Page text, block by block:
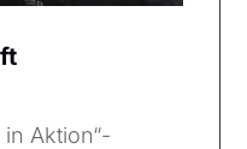
Aktion“-